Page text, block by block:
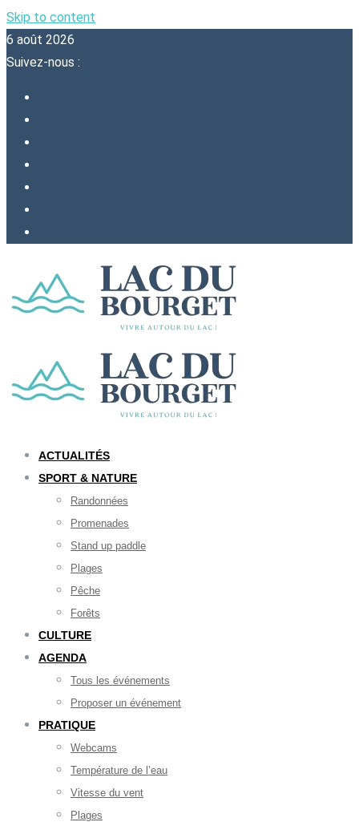
Skip to content
6 août 2026
Suivez-nous :
ACTUALITÉS
SPORT & NATURE
Randonnées
Promenades
Stand up paddle
Plages
Pêche
Forêts
CULTURE
AGENDA
Tous les événements
Proposer un événement
PRATIQUE
Webcams
Température de l’eau
Vitesse du vent
Plages